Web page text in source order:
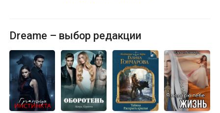
Dreame – выбор редакции